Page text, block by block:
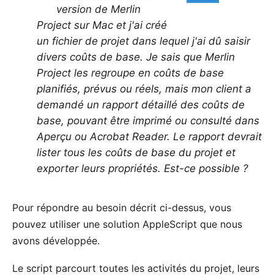
version de Merlin
Project sur Mac et j'ai créé
un fichier de projet dans lequel j'ai dû saisir
divers coûts de base. Je sais que Merlin
Project les regroupe en coûts de base
planifiés, prévus ou réels, mais mon client a
demandé un rapport détaillé des coûts de
base, pouvant être imprimé ou consulté dans
Aperçu ou Acrobat Reader. Le rapport devrait
lister tous les coûts de base du projet et
exporter leurs propriétés. Est-ce possible ?
Pour répondre au besoin décrit ci-dessus, vous
pouvez utiliser une solution AppleScript que nous
avons développée.
Le script parcourt toutes les activités du projet, leurs